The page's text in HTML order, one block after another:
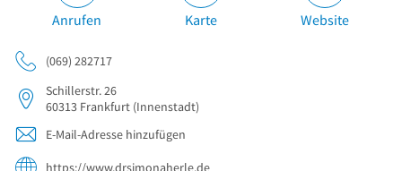
Anrufen Karte Website
(069) 282717
Schillerstr. 26
60313 Frankfurt (Innenstadt)
E-Mail-Adresse hinzufügen
https://www.drsimonaherle.de